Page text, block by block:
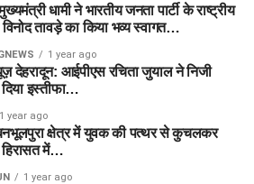
धामी ने भारतीय जनता पार्टी के राष्ट्रीय
तावड़े का किया भव्य स्वागत…
1 year ago
देहरादून: आईपीएस रचिता जुयाल ने निजी
इस्तीफा…
1 year ago
बनभूलपुरा क्षेत्र में युवक की पत्थर से कुचलकर
हिरासत में…
1 year ago